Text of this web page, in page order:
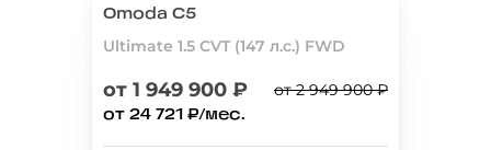
Omoda C5
Ultimate 1.5 CVT (147 л.с.) FWD
от 1 949 900 ₽ от 2 949 900 ₽
от 24 721 ₽/мес.